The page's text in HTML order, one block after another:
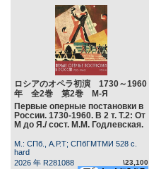
ロシアのオペラ初演 1730～1960
年 全2巻 第2巻 М-Я
Первые оперные постановки в
России. 1730-1960. В 2 т. Т.2: От
М до Я./ сост. М.М. Годлевская.
М.: СПб., А.Р.Т; СПбГМТМИ 528 c.
hard
2026 年 R281088
\23,100